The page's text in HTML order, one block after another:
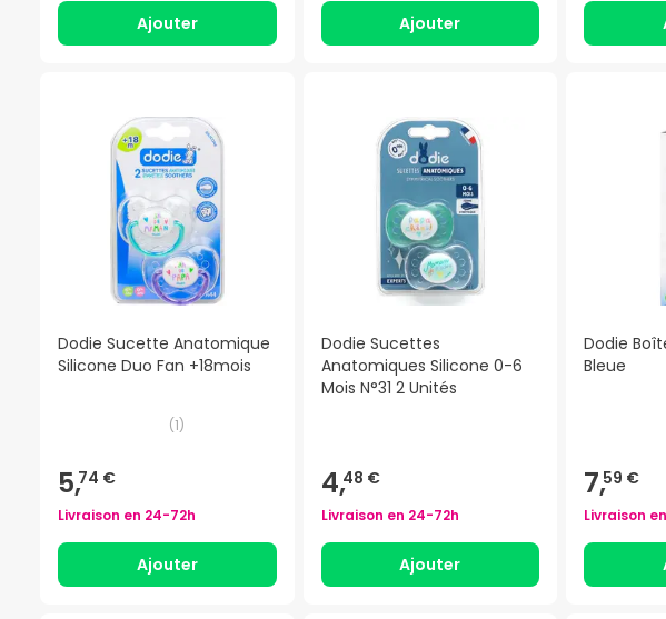
Ajouter Ajouter
Dodie Sucette Anatomique
Silicone Duo Fan +18mois
(1)
5,74 €
Livraison en 24-72h
Ajouter
Dodie Sucettes
Anatomiques Silicone 0-6
Mois N°31 2 Unités
4,48 €
Livraison en 24-72h
Ajouter
Dodie
Bleue
7,59 €
Livraison en